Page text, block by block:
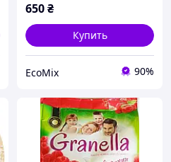
650₴
Купить
EcoMix 90%